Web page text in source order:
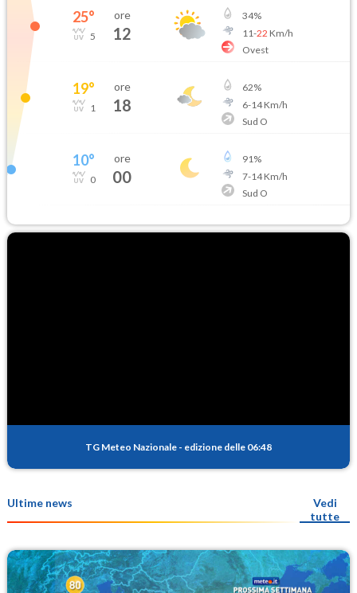
25°
5
ore
12
34%
11-22 Km/h
Ovest
19°
1
ore
18
62%
6-14Km/h
Sud O
10°
0
ore
00
91%
7-14Km/h
Sud O
TG Meteo Nazionale - edizione delle 06:48
Ultime news
Vedi
tutte